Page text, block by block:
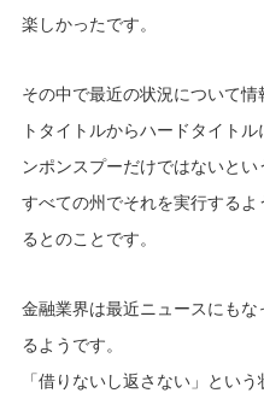
楽しかったです。
その中で最近の状況について
トタイトルからハードタイト
ンポンスプーだけではないとい
すべての州でそれを実行する
るとのことです。
金融業界は最近ニュースにも
るようです。
「借りないし返さない」とい